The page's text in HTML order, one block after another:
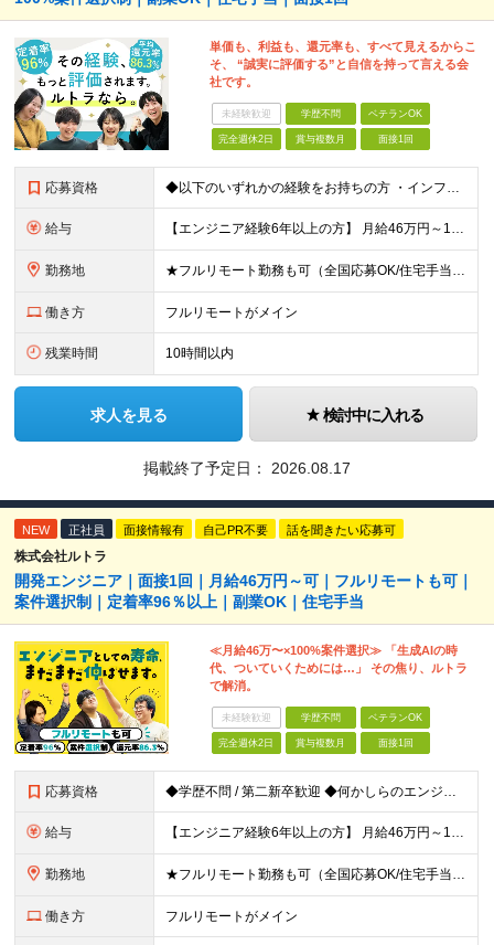
単価も、利益も、還元率も、すべて見えるからこ
そ、 “誠実に評価する”と自信を持って言える会
社です。
未経験歓迎 学歴不問 ベテランOK
完全週休2日 賞与複数月 面接1回
応募資格 ◆以下のいずれかの経験をお持ちの方 ・インフラ設計・構築の実務経験（オンプレ/クラウドどちらもOK） ・クラウド環境下での運用保守に関する実務経験 ◆学歴不問 ＜こんな方は特に歓迎します＞ ◎これま
給与 【エンジニア経験6年以上の方】 月給46万円～100万円（固定残業代含む） ※上記月給には月30時間分の固定残業代（月8万7,400円～月19万円）を含む。超過分は全額支給。 【エンジニア経験4年以
勤務地 ★フルリモート勤務も可（全国応募OK/住宅手当を支給します） ※案件によって常駐が必要になる場合があります。 ※希望がない限り、転勤はありません ※U・Iターン歓迎 ★ルトラの社員は全国各地で活躍中
働き方 フルリモートがメイン
残業時間 10時間以内
求人を見る 検討中に入れる
掲載終了予定日： 2026.08.17
NEW 正社員 面接情報有 自己PR不要 話を聞きたい応募可
株式会社ルトラ
開発エンジニア｜面接1回｜月給46万円～可｜フルリモートも可｜
案件選択制｜定着率96％以上｜副業OK｜住宅手当
≪月給46万〜×100%案件選択≫ 「生成AIの時
代、ついていくためには…」 その焦り、ルトラ
で解消。
未経験歓迎 学歴不問 ベテランOK
完全週休2日 賞与複数月 面接1回
応募資格 ◆学歴不問 / 第二新卒歓迎 ◆何かしらのエンジニア経験をお持ちの方 （言語・期間・フェーズ不問） 経験浅めの方も遠慮なくご応募ください！ ■入社前Q＆A ────── ◎実力に見合った報酬が手に
給与 【エンジニア経験6年以上の方】 月給46万円～100万円（固定残業代含む） ※上記月給には月30時間分の固定残業代（月8万7,400円～月19万円）を含む。超過分は全額支給。 【エンジニア経験4年以
勤務地 ★フルリモート勤務も可（全国応募OK/住宅手当を支給します） ※案件によって常駐が必要になる場合があります。 ※希望がない限り、転勤はありません ※U・Iターン歓迎 ★ルトラの社員は全国各地で活躍中
働き方 フルリモートがメイン